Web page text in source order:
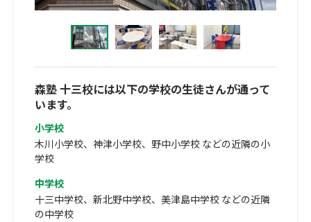
森塾 十三校には以下の学校の生徒さんが通って
います。
小学校
木川小学校、神津小学校、野中小学校 などの近隣の小
学校
中学校
十三中学校、新北野中学校、美津島中学校 などの近隣
の中学校